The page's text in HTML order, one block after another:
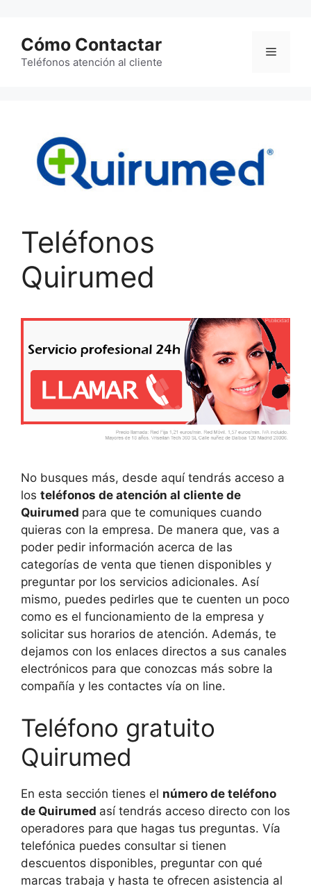
contenido
Cómo Contactar
Teléfonos atención al cliente
Menú
Teléfonos
Quirumed
No busques más, desde aquí tendrás acceso a
los teléfonos de atención al cliente de
Quirumed para que te comuniques cuando
quieras con la empresa. De manera que, vas a
poder pedir información acerca de las
categorías de venta que tienen disponibles y
preguntar por los servicios adicionales. Así
mismo, puedes pedirles que te cuenten un poco
como es el funcionamiento de la empresa y
solicitar sus horarios de atención. Además, te
dejamos con los enlaces directos a sus canales
electrónicos para que conozcas más sobre la
compañía y les contactes vía on line.
Teléfono gratuito
Quirumed
En esta sección tienes el número de teléfono
de Quirumed así tendrás acceso directo con los
operadores para que hagas tus preguntas. Vía
telefónica puedes consultar si tienen
descuentos disponibles, preguntar con qué
marcas trabaja y hasta te ofrecen asistencia al